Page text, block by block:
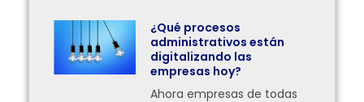
¿Qué procesos
administrativos están
digitalizando las
empresas hoy?
Ahora empresas de todas